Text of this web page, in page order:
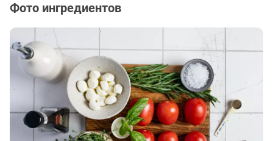
Фото ингредиентов